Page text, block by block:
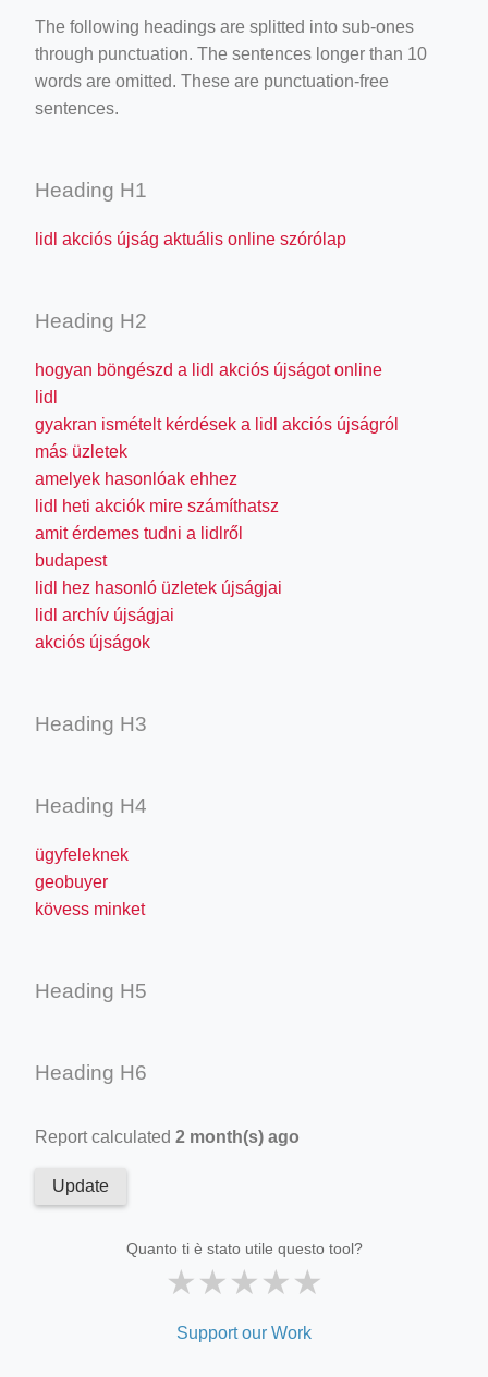
The following headings are splitted into sub-ones
through punctuation. The sentences longer than 10
words are omitted. These are punctuation-free
sentences.
Heading H1
lidl akciós újság aktuális online szórólap
Heading H2
hogyan böngészd a lidl akciós újságot online
lidl
gyakran ismételt kérdések a lidl akciós újságról
más üzletek
amelyek hasonlóak ehhez
lidl heti akciók mire számíthatsz
amit érdemes tudni a lidlről
budapest
lidl hez hasonló üzletek újságjai
lidl archív újságjai
akciós újságok
Heading H3
Heading H4
ügyfeleknek
geobuyer
kövess minket
Heading H5
Heading H6
Report calculated 2 month(s) ago
Update
Quanto ti è stato utile questo tool?
★★★★★
Support our Work